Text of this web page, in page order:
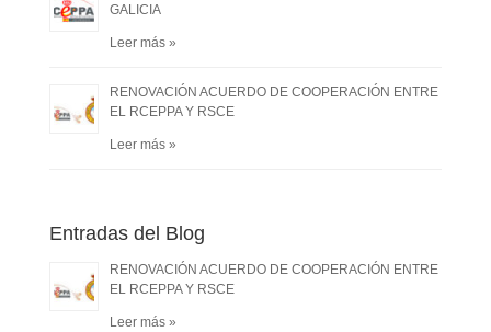
GALICIA
Leer más »
RENOVACIÓN ACUERDO DE COOPERACIÓN ENTRE
EL RCEPPA Y RSCE
Leer más »
Entradas del Blog
RENOVACIÓN ACUERDO DE COOPERACIÓN ENTRE
EL RCEPPA Y RSCE
Leer más »